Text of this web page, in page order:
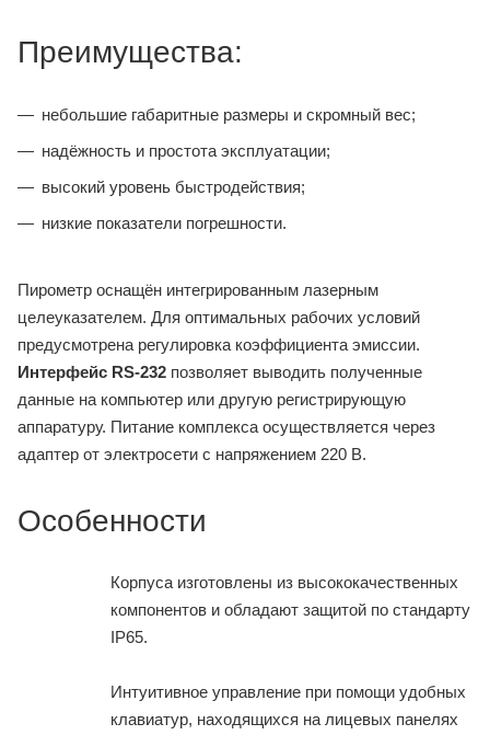
Преимущества:
небольшие габаритные размеры и скромный вес;
надёжность и простота эксплуатации;
высокий уровень быстродействия;
низкие показатели погрешности.
Пирометр оснащён интегрированным лазерным
целеуказателем. Для оптимальных рабочих условий
предусмотрена регулировка коэффициента эмиссии.
Интерфейс RS-232 позволяет выводить полученные
данные на компьютер или другую регистрирующую
аппаратуру. Питание комплекса осуществляется через
адаптер от электросети с напряжением 220 В.
Особенности
Корпуса изготовлены из высококачественных
компонентов и обладают защитой по стандарту
IP65.
Интуитивное управление при помощи удобных
клавиатур, находящихся на лицевых панелях